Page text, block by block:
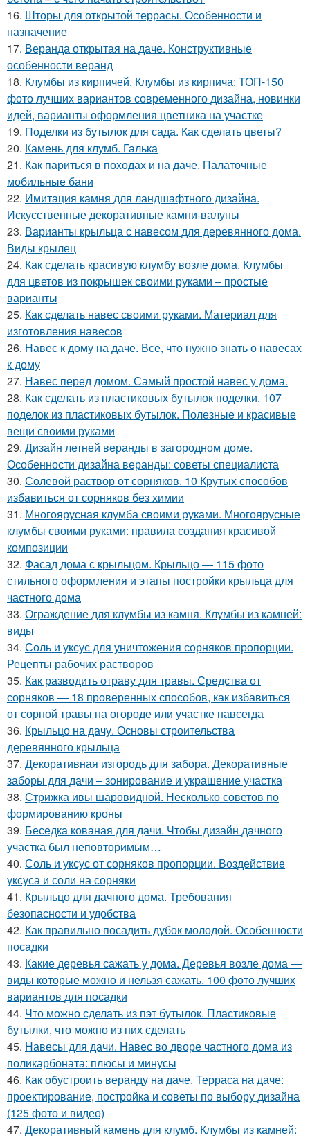
16. Шторы для открытой террасы. Особенности и
назначение
17. Веранда открытая на даче. Конструктивные
особенности веранд
18. Клумбы из кирпичей. Клумбы из кирпича: ТОП-150
фото лучших вариантов современного дизайна, новинки
идей, варианты оформления цветника на участке
19. Поделки из бутылок для сада. Как сделать цветы?
20. Камень для клумб. Галька
21. Как париться в походах и на даче. Палаточные
мобильные бани
22. Имитация камня для ландшафтного дизайна.
Искусственные декоративные камни-валуны
23. Варианты крыльца с навесом для деревянного дома.
Виды крылец
24. Как сделать красивую клумбу возле дома. Клумбы
для цветов из покрышек своими руками – простые
варианты
25. Как сделать навес своими руками. Материал для
изготовления навесов
26. Навес к дому на даче. Все, что нужно знать о навесах
к дому
27. Навес перед домом. Самый простой навес у дома.
28. Как сделать из пластиковых бутылок поделки. 107
поделок из пластиковых бутылок. Полезные и красивые
вещи своими руками
29. Дизайн летней веранды в загородном доме.
Особенности дизайна веранды: советы специалиста
30. Солевой раствор от сорняков. 10 Крутых способов
избавиться от сорняков без химии
31. Многоярусная клумба своими руками. Многоярусные
клумбы своими руками: правила создания красивой
композиции
32. Фасад дома с крыльцом. Крыльцо — 115 фото
стильного оформления и этапы постройки крыльца для
частного дома
33. Ограждение для клумбы из камня. Клумбы из камней:
виды
34. Соль и уксус для уничтожения сорняков пропорции.
Рецепты рабочих растворов
35. Как разводить отраву для травы. Средства от
сорняков — 18 проверенных способов, как избавиться
от сорной травы на огороде или участке навсегда
36. Крыльцо на дачу. Основы строительства
деревянного крыльца
37. Декоративная изгородь для забора. Декоративные
заборы для дачи – зонирование и украшение участка
38. Стрижка ивы шаровидной. Несколько советов по
формированию кроны
39. Беседка кованая для дачи. Чтобы дизайн дачного
участка был неповторимым…
40. Соль и уксус от сорняков пропорции. Воздействие
уксуса и соли на сорняки
41. Крыльцо для дачного дома. Требования
безопасности и удобства
42. Как правильно посадить дубок молодой. Особенности
посадки
43. Какие деревья сажать у дома. Деревья возле дома —
виды которые можно и нельзя сажать. 100 фото лучших
вариантов для посадки
44. Что можно сделать из пэт бутылок. Пластиковые
бутылки, что можно из них сделать
45. Навесы для дачи. Навес во дворе частного дома из
поликарбоната: плюсы и минусы
46. Как обустроить веранду на даче. Терраса на даче:
проектирование, постройка и советы по выбору дизайна
(125 фото и видео)
47. Декоративный камень для клумб. Клумбы из камней: